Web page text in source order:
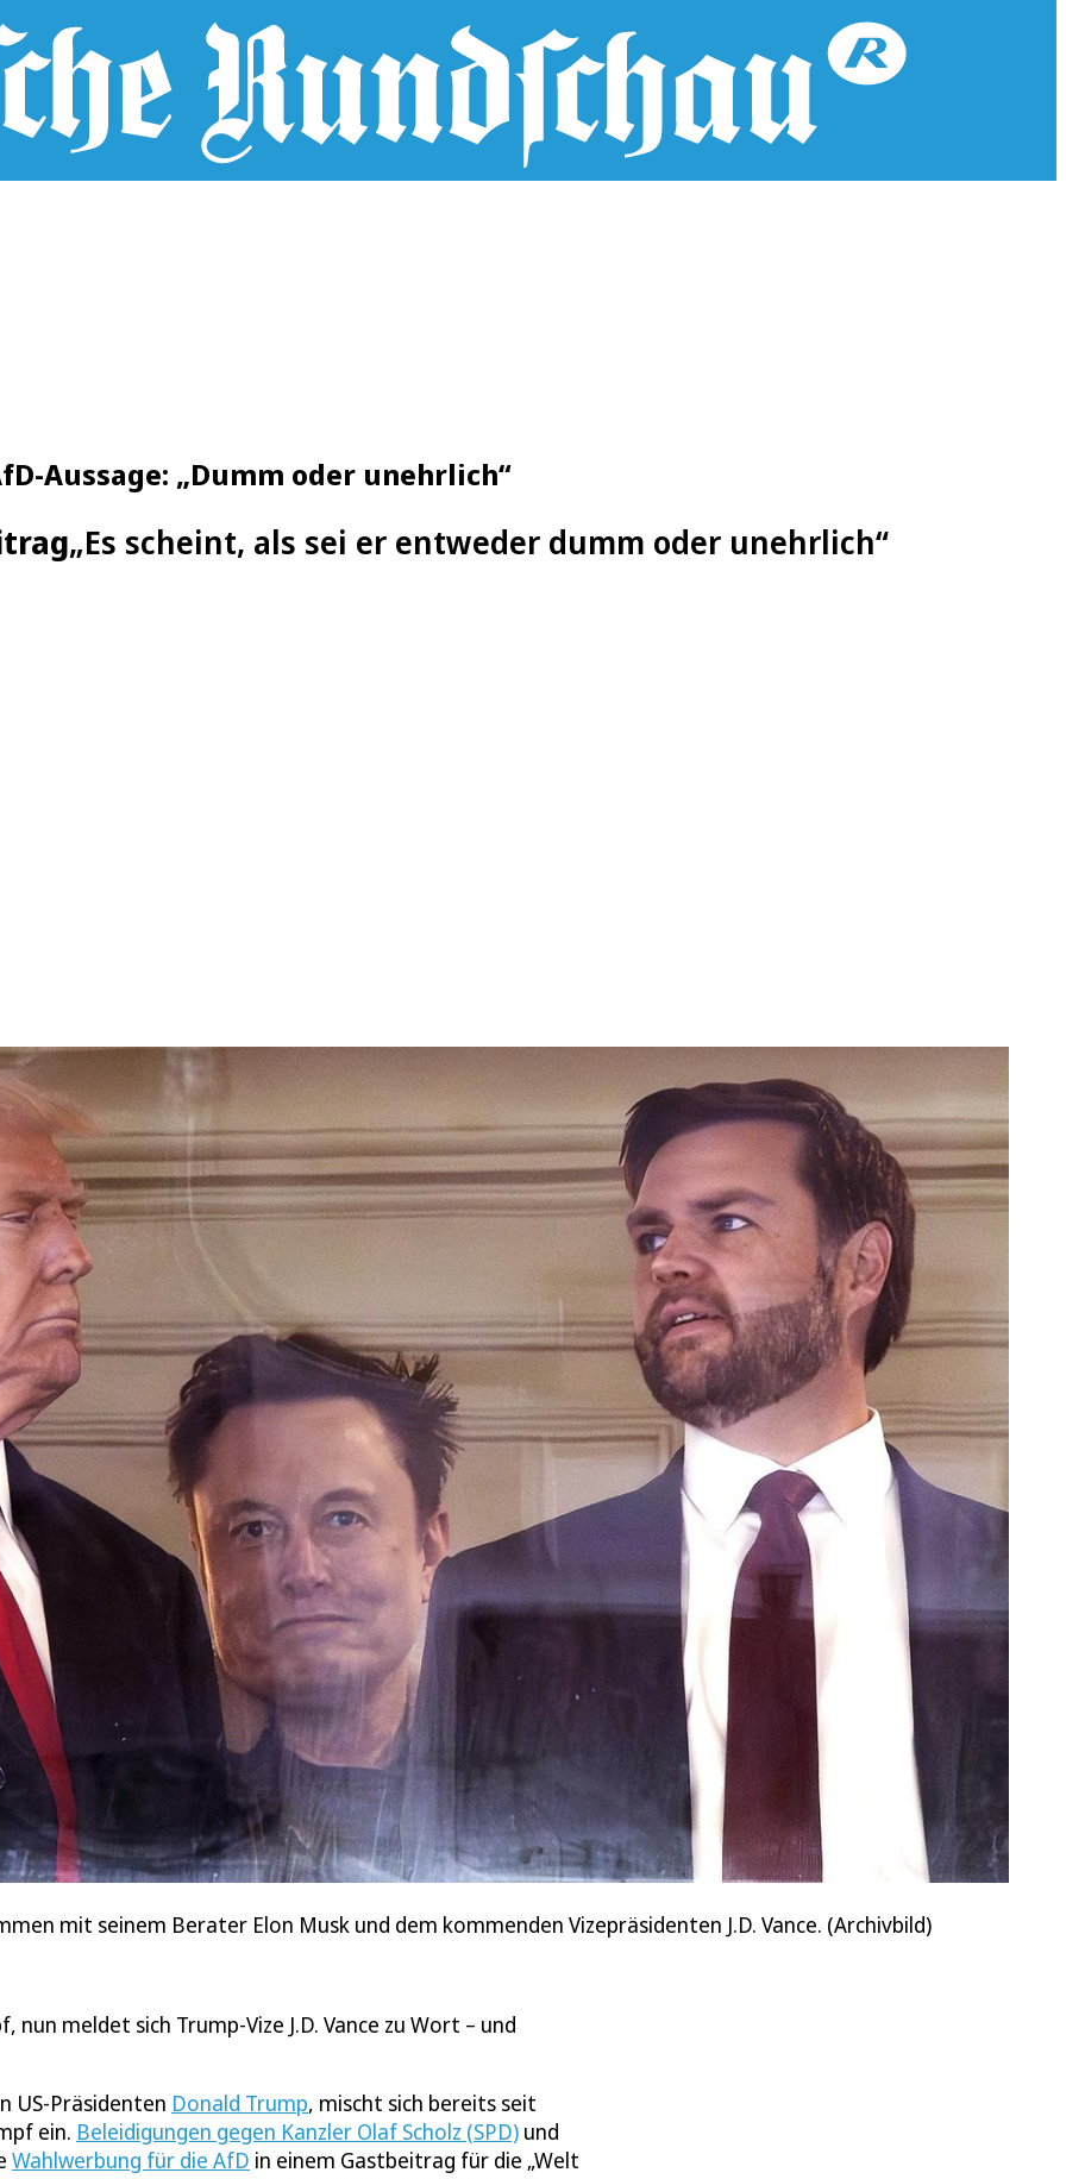
Aussage: „Dumm oder unehrlich“
„Es scheint, als sei er entweder dumm oder unehrlich“
mit seinem Berater Elon Musk und dem kommenden Vizepräsidenten J.D. Vance. (Archivbild)
meldet sich Trump-Vize J.D. Vance zu Wort – und
US-Präsidenten Donald Trump, mischt sich bereits seit
ein. Beleidigungen gegen Kanzler Olaf Scholz (SPD) und
Wahlwerbung für die AfD in einem Gastbeitrag für die „Welt